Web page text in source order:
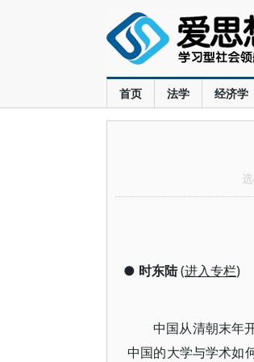
首页 法学 经济学
● 时东陆(进入专栏)
中国从清朝末年
中国的大学与学术如